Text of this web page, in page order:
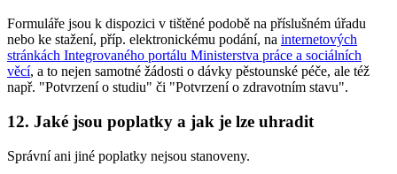
Formuláře jsou k dispozici v tištěné podobě na příslušném úřadu
nebo ke stažení, příp. elektronickému podání, na internetových
stránkách Integrovaného portálu Ministerstva práce a sociálních
věcí, a to nejen samotné žádosti o dávky pěstounské péče, ale též
např. "Potvrzení o studiu" či "Potvrzení o zdravotním stavu".
12. Jaké jsou poplatky a jak je lze uhradit
Správní ani jiné poplatky nejsou stanoveny.